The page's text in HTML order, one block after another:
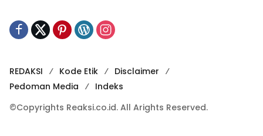
REDAKSI Kode Etik
Disclaimer
Pedoman Media
Indeks
©Copyrights Reaksi.co.id. All Arights Reserved.